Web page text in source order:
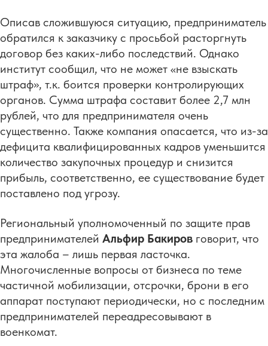
Описав сложившуюся ситуацию, предприниматель
обратился к заказчику с просьбой расторгнуть
договор без каких-либо последствий. Однако
институт сообщил, что не может «не взыскать
штраф», т.к. боится проверки контролирующих
органов. Сумма штрафа составит более 2,7 млн
рублей, что для предпринимателя очень
существенно. Также компания опасается, что из-за
дефицита квалифицированных кадров уменьшится
количество закупочных процедур и снизится
прибыль, соответственно, ее существование будет
поставлено под угрозу.
Региональный уполномоченный по защите прав
предпринимателей Альфир Бакиров говорит, что
эта жалоба – лишь первая ласточка.
Многочисленные вопросы от бизнеса по теме
частичной мобилизации, отсрочки, брони в его
аппарат поступают периодически, но с последним
предпринимателей переадресовывают в
военкомат.